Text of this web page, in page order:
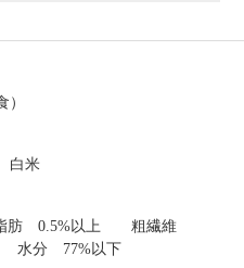
）
米
肪 0.5%以上 粗繊維
分 77%以下